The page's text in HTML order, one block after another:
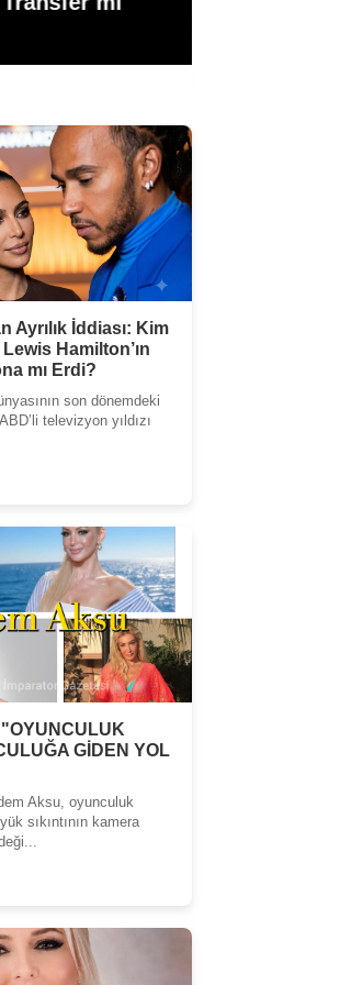
Ayrılık İddiası: Kim
Hamilton’ın
mı Erdi?
son dönemdeki
televizyon yıldızı
GİDEN YOL
Aksu, oyunculuk
sıkıntının kamera